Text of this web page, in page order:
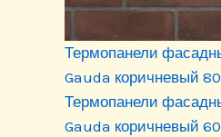
Термопанели
Gauda коричневый
Термопанели
Gauda коричневый